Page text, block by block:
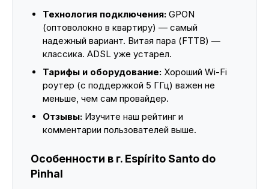
Технология подключения: GPON
(оптоволокно в квартиру) — самый
надежный вариант. Витая пара (FTTB) —
классика. ADSL уже устарел.
Тарифы и оборудование: Хороший Wi-Fi
роутер (с поддержкой 5 ГГц) важен не
меньше, чем сам провайдер.
Отзывы: Изучите наш рейтинг и
комментарии пользователей выше.
Особенности в г. Espírito Santo do
Pinhal